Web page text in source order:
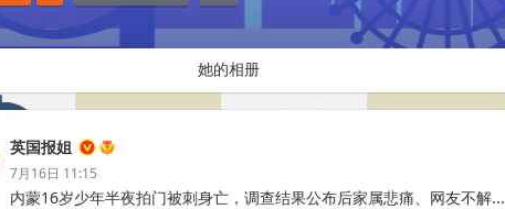
她的相册
英国报姐
7月16日 11:15
内蒙16岁少年半夜拍门被刺身亡，调查结果公布后家属悲痛、网友不解... ​​​​